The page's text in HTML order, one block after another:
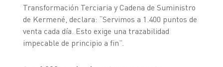
Transformación Terciaria y Cadena de Suministro
de Kermené, declara: “Servimos a 1.400 puntos de
venta cada día. Esto exige una trazabilidad
impecable de principio a fin”.